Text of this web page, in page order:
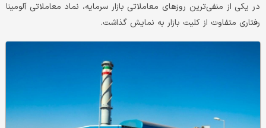
در یکی از منفی‌ترین روزهای معاملاتی بازار سرمایه، نماد معاملاتی آلومینا
رفتاری متفاوت از کلیت بازار به نمایش گذاشت.